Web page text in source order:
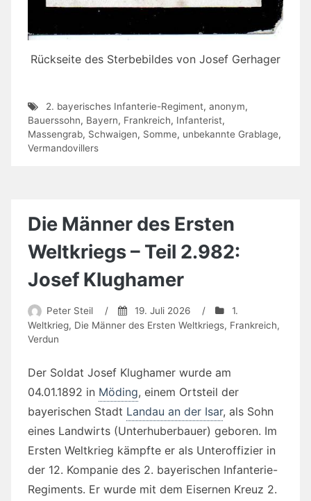
Rückseite des Sterbebildes von Josef Gerhager
2. bayerisches Infanterie-Regiment, anonym,
Bauerssohn, Bayern, Frankreich, Infanterist,
Massengrab, Schwaigen, Somme, unbekannte Grablage,
Vermandovillers
Die Männer des Ersten
Weltkriegs – Teil 2.982:
Josef Klughamer
Peter Steil / 19. Juli 2026 /
1.
Weltkrieg, Die Männer des Ersten Weltkriegs, Frankreich,
Verdun
Der Soldat Josef Klughamer wurde am
04.01.1892 in Möding, einem Ortsteil der
bayerischen Stadt Landau an der Isar, als Sohn
eines Landwirts (Unterhuberbauer) geboren. Im
Ersten Weltkrieg kämpfte er als Unteroffizier in
der 12. Kompanie des 2. bayerischen Infanterie-
Regiments. Er wurde mit dem Eisernen Kreuz 2.